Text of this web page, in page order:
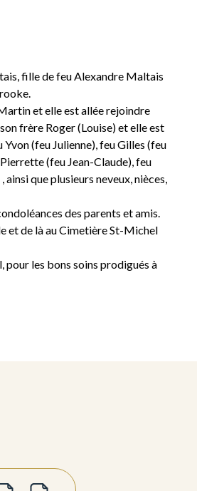
fille de feu Alexandre Maltais
et elle est allée rejoindre
frère Roger (Louise) et elle est
(feu Julienne), feu Gilles (feu
(feu Jean-Claude), feu
que plusieurs neveux, nièces,
des parents et amis.
et de là au Cimetière St-Michel
pour les bons soins prodigués à